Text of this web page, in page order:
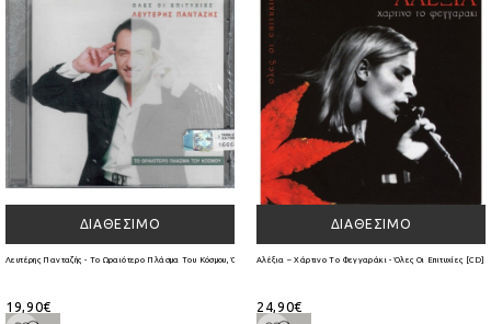
ΔΙΑΘΈΣΙΜΟ
Λευτέρης Πανταζής - Το Ωραιότερο Πλάσμα Του Κόσμου, Όλες Οι Επιτυχίες (CD)
19,90€
ΔΙΑΘΈΣΙΜΟ
Αλέξια ‎– Χάρτινο Το Φεγγαράκι - Όλες Οι Επιτυχίες [CD]
24,90€